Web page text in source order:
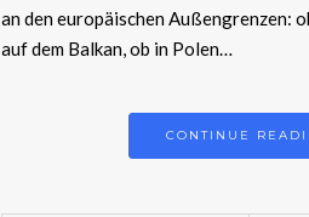
an den europäischen Außengrenzen:
auf dem Balkan, ob in Polen…
CONTINUE